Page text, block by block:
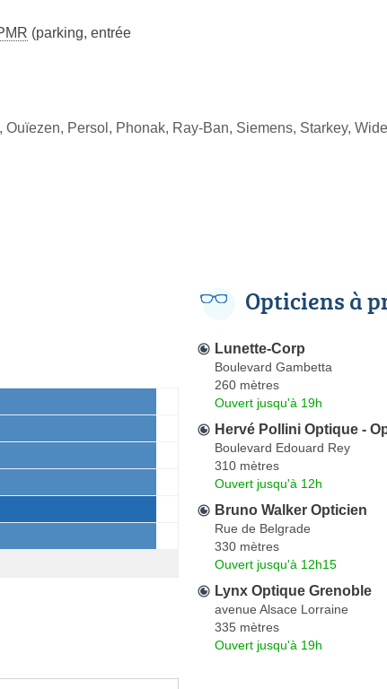
(parking, entrée
Ouïezen, Persol, Phonak, Ray-Ban, Siemens, Starkey,
Opticiens à
Lunette-Corp
Boulevard Gambetta
260 mètres
Ouvert jusqu'à 19h
Hervé Pollini Optique -
Boulevard Edouard Rey
310 mètres
Ouvert jusqu'à 12h
Bruno Walker Opticien
Rue de Belgrade
330 mètres
Ouvert jusqu'à 12h15
Lynx Optique Grenoble
avenue Alsace Lorraine
335 mètres
Ouvert jusqu'à 19h